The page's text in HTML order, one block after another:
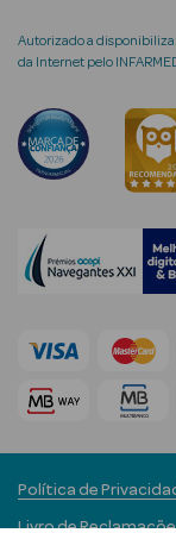
Cuidados
Autorizado a
da Internet pelo
Política de
Livro de